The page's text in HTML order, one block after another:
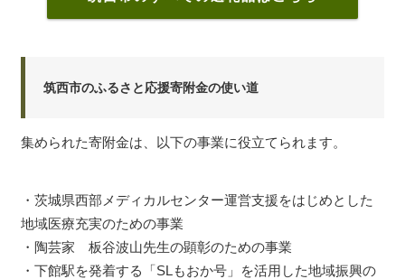
筑西市のふるさと応援寄附金の使い道
集められた寄附金は、以下の事業に役立てられます。
・茨城県西部メディカルセンター運営支援をはじめとした
地域医療充実のための事業
・陶芸家 板谷波山先生の顕彰のための事業
・下館駅を発着する「SLもおか号」を活用した地域振興の